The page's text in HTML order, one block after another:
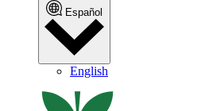
Español
English